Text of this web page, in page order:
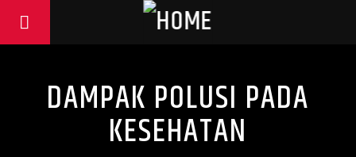
DAMPAK POLUSI PADA
KESEHATAN